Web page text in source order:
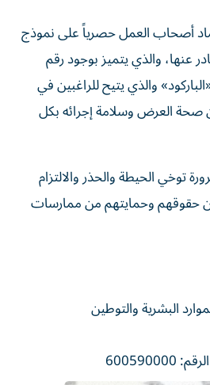
أصحاب العمل حصرياً على نموذج
عنها، والذي يتميز بوجود رقم
والذي يتيح للراغبين في
صحة العرض وسلامة إجرائه بكل
توخي الحيطة والحذر والالتزام
حقوقهم وحمايتهم من ممارسات
البشرية والتوطين